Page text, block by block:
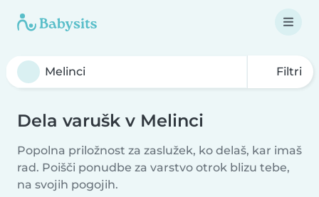
Filtri
Dela varušk v Melinci
Popolna priložnost za zaslužek, ko delaš, kar imaš
rad. Poišči ponudbe za varstvo otrok blizu tebe,
na svojih pogojih.